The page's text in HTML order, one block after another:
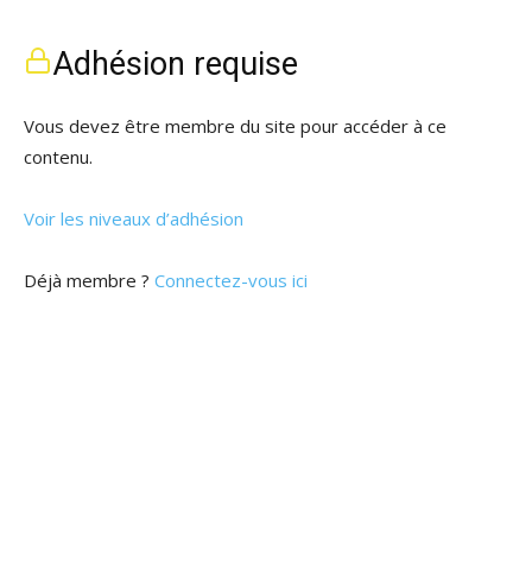
Adhésion requise
Vous devez être membre du site pour accéder à ce
contenu.
Voir les niveaux d’adhésion
Déjà membre ? Connectez-vous ici